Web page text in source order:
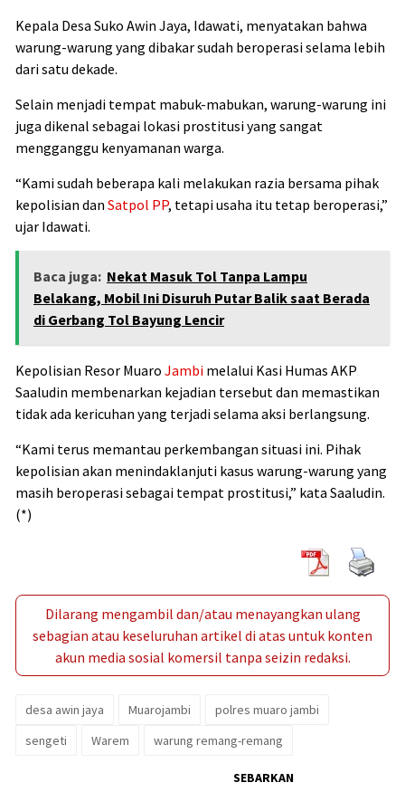
Kepala Desa Suko Awin Jaya, Idawati, menyatakan bahwa
warung-warung yang dibakar sudah beroperasi selama lebih
dari satu dekade.
Selain menjadi tempat mabuk-mabukan, warung-warung ini
juga dikenal sebagai lokasi prostitusi yang sangat
mengganggu kenyamanan warga.
“Kami sudah beberapa kali melakukan razia bersama pihak
kepolisian dan Satpol PP, tetapi usaha itu tetap beroperasi,”
ujar Idawati.
Baca juga: Nekat Masuk Tol Tanpa Lampu
Belakang, Mobil Ini Disuruh Putar Balik saat Berada
di Gerbang Tol Bayung Lencir
Kepolisian Resor Muaro Jambi melalui Kasi Humas AKP
Saaludin membenarkan kejadian tersebut dan memastikan
tidak ada kericuhan yang terjadi selama aksi berlangsung.
“Kami terus memantau perkembangan situasi ini. Pihak
kepolisian akan menindaklanjuti kasus warung-warung yang
masih beroperasi sebagai tempat prostitusi,” kata Saaludin.
(*)
Dilarang mengambil dan/atau menayangkan ulang
sebagian atau keseluruhan artikel di atas untuk konten
akun media sosial komersil tanpa seizin redaksi.
desa awin jaya Muarojambi
polres muaro jambi
sengeti
Warem warung remang-remang
SEBARKAN